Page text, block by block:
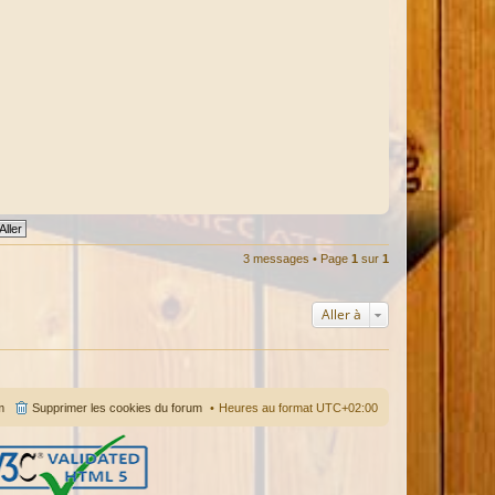
3 messages • Page 1 sur 1
Aller à
Heures au format UTC+02:00
Supprimer les cookies du forum